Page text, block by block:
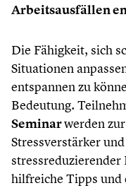
Arbeitsausfällen
Die Fähigkeit, sich
Situationen
entspannen zu
Bedeutung.
Seminarwerden
Stressverstärker
hilfreiche Tipps